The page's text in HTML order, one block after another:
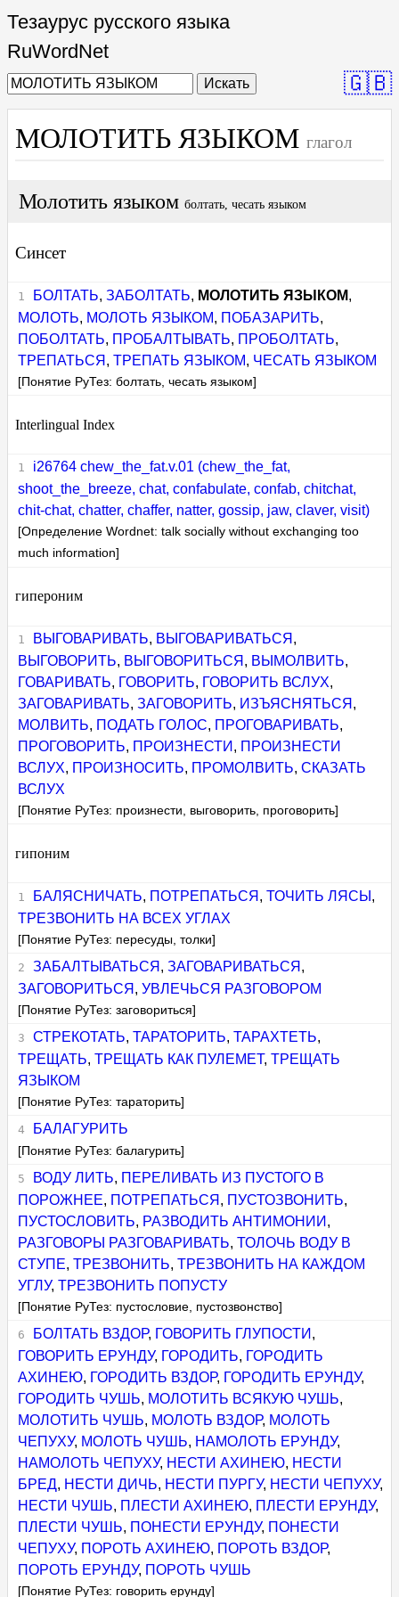
Тезаурус русского языка
RuWordNet
Искать 🇬🇧
МОЛОТИТЬ ЯЗЫКОМ глагол
Молотить языком болтать, чесать языком
Синсет
БОЛТАТЬ, ЗАБОЛТАТЬ, МОЛОТИТЬ ЯЗЫКОМ,
МОЛОТЬ, МОЛОТЬ ЯЗЫКОМ, ПОБАЗАРИТЬ,
ПОБОЛТАТЬ, ПРОБАЛТЫВАТЬ, ПРОБОЛТАТЬ,
ТРЕПАТЬСЯ ,ТРЕПАТЬ ЯЗЫКОМ, ЧЕСАТЬ ЯЗЫКОМ
[Понятие РуТез: болтать, чесать языком]
Interlingual Index
i26764 chew_the_fat.v.01 (chew_the_fat,
shoot_the_breeze, chat, confabulate, confab, chitchat,
chit-chat, chatter, chaffer, natter, gossip, jaw, claver, visit)
[Определение Wordnet: talk socially without exchanging too
much information]
гипероним
ВЫГОВАРИВАТЬ, ВЫГОВАРИВАТЬСЯ ,
ВЫГОВОРИТЬ, ВЫГОВОРИТЬСЯ , ВЫМОЛВИТЬ,
ГОВАРИВАТЬ, ГОВОРИТЬ, ГОВОРИТЬ ВСЛУХ,
ЗАГОВАРИВАТЬ,ЗАГОВОРИТЬ, ИЗЪЯСНЯТЬСЯ ,
МОЛВИТЬ, ПОДАТЬ ГОЛОС, ПРОГОВАРИВАТЬ,
ПРОГОВОРИТЬ, ПРОИЗНЕСТИ , ПРОИЗНЕСТИ
ВСЛУХ, ПРОИЗНОСИТЬ, ПРОМОЛВИТЬ,СКАЗАТЬ
ВСЛУХ
[Понятие РуТез: произнести, выговорить, проговорить]
гипоним
БАЛЯСНИЧАТЬ, ПОТРЕПАТЬСЯ , ТОЧИТЬ ЛЯСЫ ,
ТРЕЗВОНИТЬ НА ВСЕХ УГЛАХ
[Понятие РуТез: пересуды, толки]
ЗАБАЛТЫВАТЬСЯ , ЗАГОВАРИВАТЬСЯ ,
ЗАГОВОРИТЬСЯ ,УВЛЕЧЬСЯ РАЗГОВОРОМ
[Понятие РуТез: заговориться]
СТРЕКОТАТЬ, ТАРАТОРИТЬ, ТАРАХТЕТЬ,
ТРЕЩАТЬ,ТРЕЩАТЬ КАК ПУЛЕМЕТ,ТРЕЩАТЬ
ЯЗЫКОМ
[Понятие РуТез: тараторить]
БАЛАГУРИТЬ
[Понятие РуТез: балагурить]
ВОДУ ЛИТЬ, ПЕРЕЛИВАТЬ ИЗ ПУСТОГО В
ПОРОЖНЕЕ, ПОТРЕПАТЬСЯ , ПУСТОЗВОНИТЬ,
ПУСТОСЛОВИТЬ, РАЗВОДИТЬ АНТИМОНИИ ,
РАЗГОВОРЫ РАЗГОВАРИВАТЬ,ТОЛОЧЬ ВОДУ В
СТУПЕ,ТРЕЗВОНИТЬ,ТРЕЗВОНИТЬ НА КАЖДОМ
УГЛУ,ТРЕЗВОНИТЬ ПОПУСТУ
[Понятие РуТез: пустословие, пустозвонство]
БОЛТАТЬ ВЗДОР, ГОВОРИТЬ ГЛУПОСТИ ,
ГОВОРИТЬ ЕРУНДУ, ГОРОДИТЬ, ГОРОДИТЬ
АХИНЕЮ, ГОРОДИТЬ ВЗДОР, ГОРОДИТЬ ЕРУНДУ,
ГОРОДИТЬ ЧУШЬ, МОЛОТИТЬ ВСЯКУЮ ЧУШЬ,
МОЛОТИТЬ ЧУШЬ, МОЛОТЬ ВЗДОР, МОЛОТЬ
ЧЕПУХУ, МОЛОТЬ ЧУШЬ, НАМОЛОТЬ ЕРУНДУ,
НАМОЛОТЬ ЧЕПУХУ, НЕСТИ АХИНЕЮ, НЕСТИ
БРЕД, НЕСТИ ДИЧЬ, НЕСТИ ПУРГУ, НЕСТИ ЧЕПУХУ,
НЕСТИ ЧУШЬ, ПЛЕСТИ АХИНЕЮ, ПЛЕСТИ ЕРУНДУ,
ПЛЕСТИ ЧУШЬ, ПОНЕСТИ ЕРУНДУ, ПОНЕСТИ
ЧЕПУХУ, ПОРОТЬ АХИНЕЮ, ПОРОТЬ ВЗДОР,
ПОРОТЬ ЕРУНДУ, ПОРОТЬ ЧУШЬ
[Понятие РуТез: говорить ерунду]